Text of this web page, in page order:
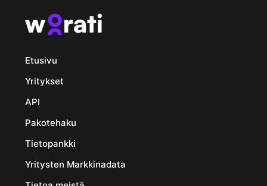
Etusivu
Yritykset
API
Pakotehaku
Tietopankki
Yritysten Markkinadata